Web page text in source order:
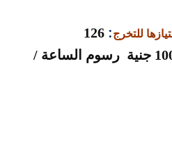
للتخرج:
100 جنية رسوم الساعة /